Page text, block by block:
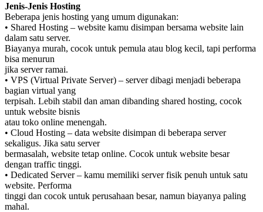
Jenis-Jenis Hosting
Beberapa jenis hosting yang umum digunakan:
• Shared Hosting – website kamu disimpan bersama website lain
dalam satu server.
Biayanya murah, cocok untuk pemula atau blog kecil, tapi performa
bisa menurun
jika server ramai.
• VPS (Virtual Private Server) – server dibagi menjadi beberapa
bagian virtual yang
terpisah. Lebih stabil dan aman dibanding shared hosting, cocok
untuk website bisnis
atau toko online menengah.
• Cloud Hosting – data website disimpan di beberapa server
sekaligus. Jika satu server
bermasalah, website tetap online. Cocok untuk website besar
dengan traffic tinggi.
• Dedicated Server – kamu memiliki server fisik penuh untuk satu
website. Performa
tinggi dan cocok untuk perusahaan besar, namun biayanya paling
mahal.